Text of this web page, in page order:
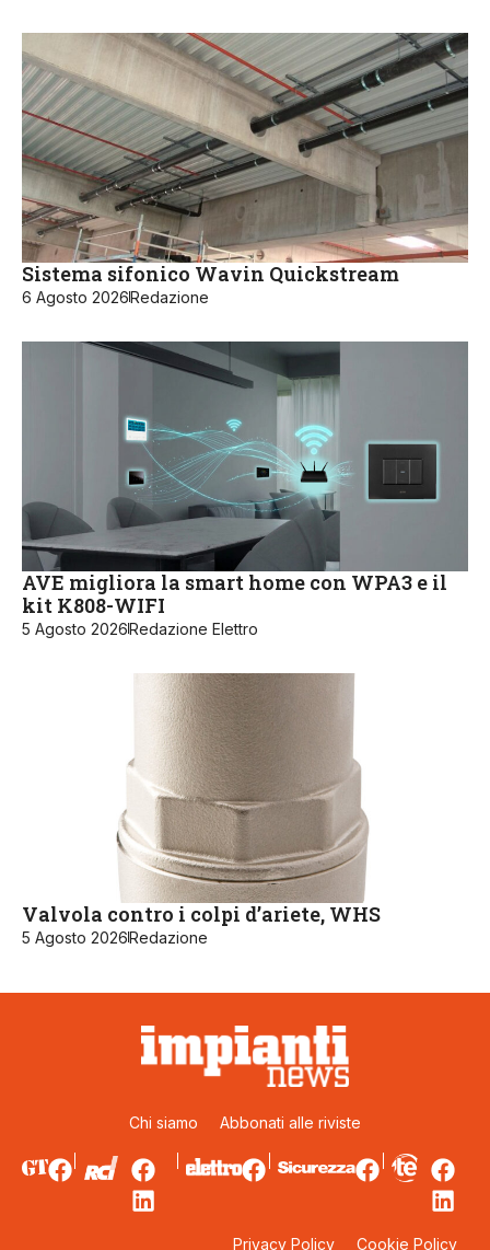
Sistema sifonico Wavin Quickstream
6 Agosto 2026Redazione
AVE migliora la smart home con WPA3 e il
kit K808-WIFI
5 Agosto 2026Redazione Elettro
Valvola contro i colpi d’ariete, WHS
5 Agosto 2026Redazione
Chi siamo Abbonati alle riviste
Privacy Policy Cookie Policy